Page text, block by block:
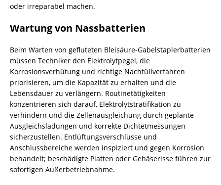
oder irreparabel machen.
Wartung von Nassbatterien
Beim Warten von gefluteten Bleisäure-Gabelstaplerbatterien
müssen Techniker den Elektrolytpegel, die
Korrosionsverhütung und richtige Nachfüllverfahren
priorisieren, um die Kapazität zu erhalten und die
Lebensdauer zu verlängern. Routinetätigkeiten
konzentrieren sich darauf, Elektrolytstratifikation zu
verhindern und die Zellenausgleichung durch geplante
Ausgleichsladungen und korrekte Dichtetmessungen
sicherzustellen. Entlüftungsverschlüsse und
Anschlussbereiche werden inspiziert und gegen Korrosion
behandelt; beschädigte Platten oder Gehäserisse führen zur
sofortigen Außerbetriebnahme.